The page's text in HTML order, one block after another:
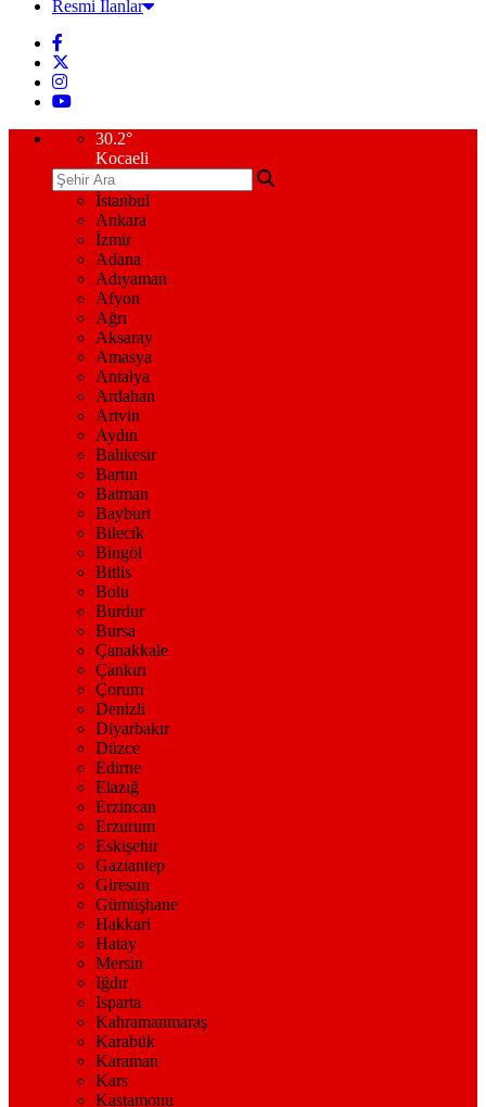
Resmi İlanlar
30.2°
Kocaeli
İstanbul
Ankara
İzmir
Adana
Adıyaman
Afyon
Ağrı
Aksaray
Amasya
Antalya
Ardahan
Artvin
Aydın
Balıkesir
Bartın
Batman
Bayburt
Bilecik
Bingöl
Bitlis
Bolu
Burdur
Bursa
Çanakkale
Çankırı
Çorum
Denizli
Diyarbakır
Düzce
Edirne
Elazığ
Erzincan
Erzurum
Eskişehir
Gaziantep
Giresun
Gümüşhane
Hakkari
Hatay
Mersin
Iğdır
Isparta
Kahramanmaraş
Karabük
Karaman
Kars
Kastamonu